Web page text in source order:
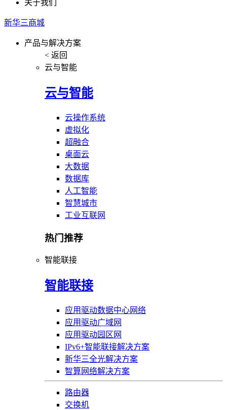
关于我们
新华三商城
产品与解决方案
< 返回
云与智能
云与智能
云操作系统
虚拟化
超融合
桌面云
大数据
数据库
人工智能
智慧城市
工业互联网
热门推荐
智能联接
智能联接
应用驱动数据中心网络
应用驱动广域网
应用驱动园区网
IPv6+智能联接解决方案
新华三全光解决方案
智算网络解决方案
路由器
交换机